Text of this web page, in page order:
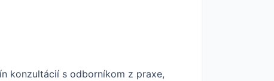
konzultácií s odborníkom z praxe,